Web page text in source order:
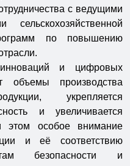
с ведущими
сельскохозяйственной
по повышению
и цифровых
объемы производства
укрепляется
и увеличивается
этом особое внимание
и её соответствию
безопасности и